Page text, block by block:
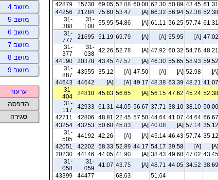
61.31
43.45
50.89
62.30
60.00
52.08
69.05
15730
42879
52.38
52.38
56.94
66.32
[A]
53.47
75.60
21284
44256
61.31
57.74
56.25
61.11
[A]
54.86
55.95
31-
100
31-
388
47.02
[A]
55.95
[A]
[A]
69.79
51.19
21695
31-
777
48.21
54.76
60.32
47.92
[A]
52.78
42.26
31-
038
31-
377
59.52
58.93
55.65
46.30
[A]
47.57
43.45
20378
44190
[A]
52.98
[A]
[A]
47.50
[A]
35.12
43555
31-
887
41.07
48.21
63.39
48.38
49.17
[A]
[A]
44642
44643
52.38
45.24
47.62
56.15
[A]
56.65
45.83
24810
31-
404
50.00
38.10
38.10
37.71
56.67
44.05
61.31
42933
31-
117
66.67
44.64
41.07
44.64
57.50
22.45
48.81
42806
42711
35.12
57.14
[A]
40.08
[A]
45.83
50.60
43253
43254
35.12
57.74
46.43
45.14
[A]
[A]
42.26
44192
31-
505
[A]
[A]
39.58
54.17
44.17
52.89
58.33
42202
42051
43.45
47.02
49.60
38.43
[A]
41.90
44.05
44146
20230
38.69
34.52
44.05
48.71
[A]
43.75
41.07
31-
059
31-
058
51.64
68.63
44477
43399
מושב 4
מושב 5
מושב 6
מושב 7
מושב 8
מושב 9
ערעור
הדפסה
סגירה